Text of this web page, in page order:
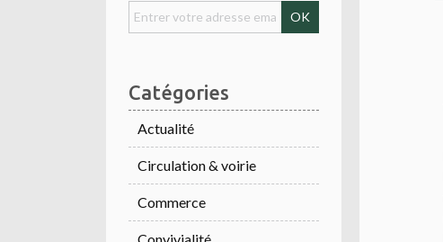
Catégories
Actualité
Circulation & voirie
Commerce